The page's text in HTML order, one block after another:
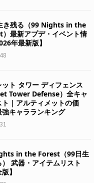
き残る（99 Nights in the
最新アプデ・イベント情
年最新版】
ット タワー ディフェンス
Tower Defense）全キャ
ト｜アルティメットの価
強キャラランキング
in the Forest（99日生
） 武器・アイテムリスト
】